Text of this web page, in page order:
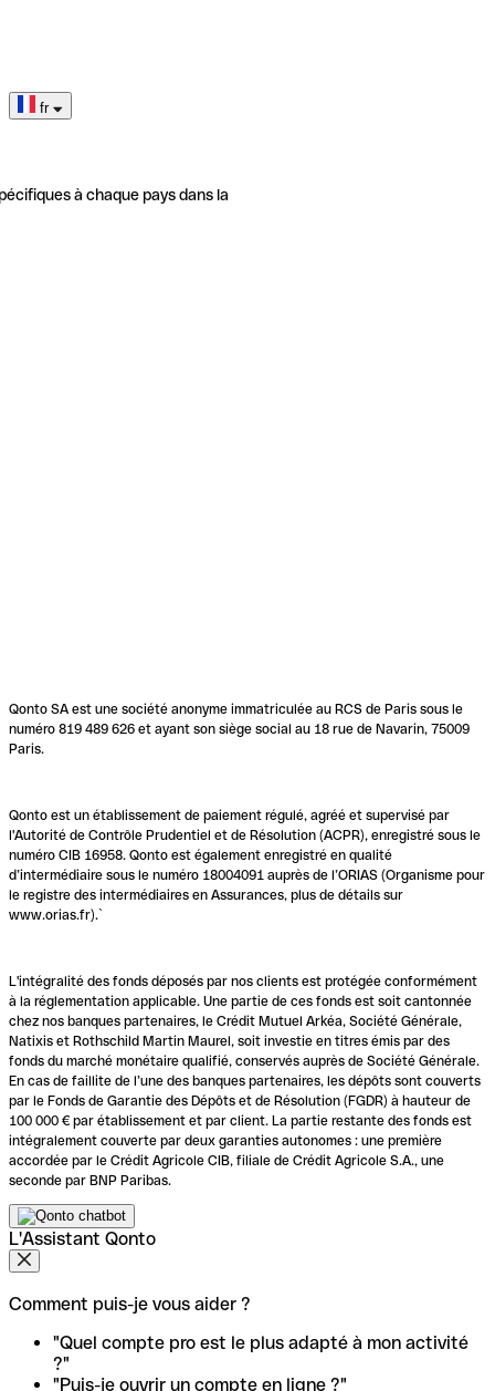
fr
à chaque pays dans la
Qonto SA est une société anonyme immatriculée au RCS de Paris sous le
numéro 819 489 626 et ayant son siège social au 18 rue de Navarin, 75009
Paris.
Qonto est un établissement de paiement régulé, agréé et supervisé par
l'Autorité de Contrôle Prudentiel et de Résolution (ACPR), enregistré sous le
numéro CIB 16958. Qonto est également enregistré en qualité
d’intermédiaire sous le numéro 18004091 auprès de l’ORIAS (Organisme pour
le registre des intermédiaires en Assurances, plus de détails sur
www.orias.fr).`
L'intégralité des fonds déposés par nos clients est protégée conformément
à la réglementation applicable. Une partie de ces fonds est soit cantonnée
chez nos banques partenaires, le Crédit Mutuel Arkéa, Société Générale,
Natixis et Rothschild Martin Maurel, soit investie en titres émis par des
fonds du marché monétaire qualifié, conservés auprès de Société Générale.
En cas de faillite de l’une des banques partenaires, les dépôts sont couverts
par le Fonds de Garantie des Dépôts et de Résolution (FGDR) à hauteur de
100 000 € par établissement et par client. La partie restante des fonds est
intégralement couverte par deux garanties autonomes : une première
accordée par le Crédit Agricole CIB, filiale de Crédit Agricole S.A., une
seconde par BNP Paribas.
L'Assistant Qonto
Comment puis-je vous aider ?
"Quel compte pro est le plus adapté à mon activité
?"
"Puis-je ouvrir un compte en ligne ?"